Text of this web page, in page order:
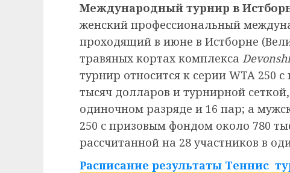
Международный турнир в
женский профессиональный
проходящий в июне в Истборне
травяных кортах комплекса
турнир относится к серии WTA 250
тысяч долларов и турнирной
одиночном разряде и 16 пар; а
250 с призовым фондом около 780
рассчитанной на 28 участников в
Расписание результаты Теннис